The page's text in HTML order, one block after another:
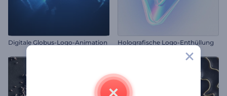
Digitale Globus-Logo-Animation Holografische Logo-Enthüllung